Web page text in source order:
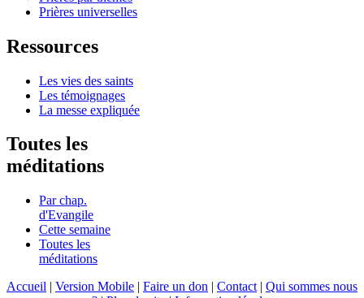
Prières universelles
Ressources
Les vies des saints
Les témoignages
La messe expliquée
Toutes les
méditations
Par chap.
d'Evangile
Cette semaine
Toutes les
méditations
Accueil | Version Mobile | Faire un don | Contact | Qui sommes nous